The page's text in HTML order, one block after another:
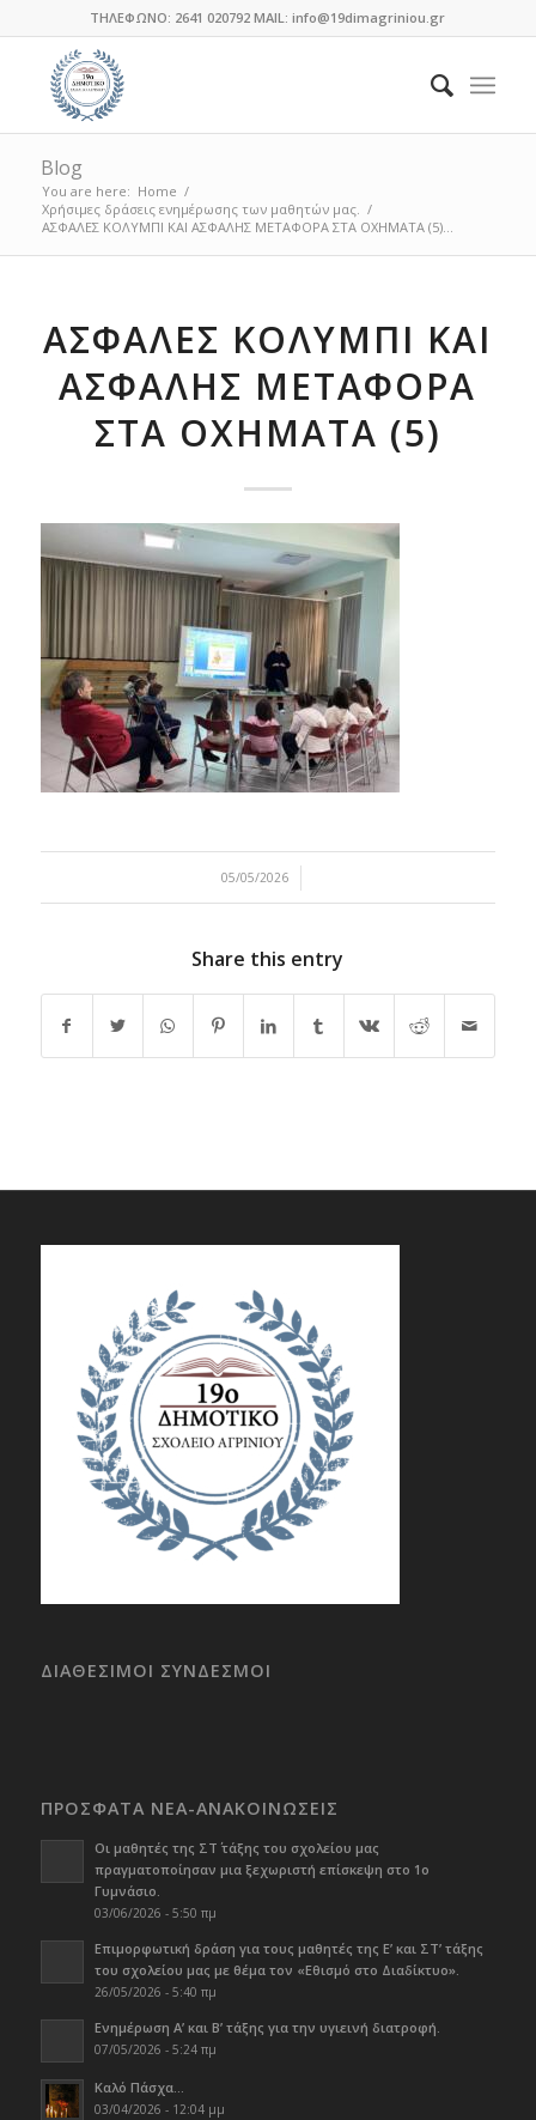
ΤΗΛΕΦΩΝΟ: 2641 020792 MAIL: info@19dimagriniou.gr
Blog
You are here: Home /
Χρήσιμες δράσεις ενημέρωσης των μαθητών μας. /
ΑΣΦΑΛΕΣ ΚΟΛΥΜΠΙ ΚΑΙ ΑΣΦΑΛΗΣ ΜΕΤΑΦΟΡΑ ΣΤΑ ΟΧΗΜΑΤΑ (5)...
ΑΣΦΑΛΕΣ ΚΟΛΥΜΠΙ ΚΑΙ
ΑΣΦΑΛΗΣ ΜΕΤΑΦΟΡΑ
ΣΤΑ ΟΧΗΜΑΤΑ (5)
05/05/2026
/
Share this entry
ΔΙΑΘΕΣΙΜΟΙ ΣΥΝΔΕΣΜΟΙ
ΠΡΟΣΦΑΤΑ ΝΕΑ-ΑΝΑΚΟΙΝΩΣΕΙΣ
Οι μαθητές της ΣΤ΄ τάξης του σχολείου μας
πραγματοποίησαν μια ξεχωριστή επίσκεψη στο 1ο
Γυμνάσιο.
03/06/2026 - 5:50 πμ
Επιμορφωτική δράση για τους μαθητές της Ε’ και ΣΤ’ τάξης
του σχολείου μας με θέμα τον «Εθισμό στο Διαδίκτυο».
26/05/2026 - 5:40 πμ
Ενημέρωση Α’ και Β’ τάξης για την υγιεινή διατροφή.
07/05/2026 - 5:24 πμ
Καλό Πάσχα…
03/04/2026 - 12:04 μμ